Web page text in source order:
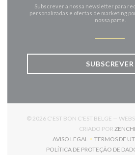
Subscrever a nossa newsletter para
personalizadas e ofertas de marketing
nossa parte.
SUBSCREVER
© 2026 C'EST BON C'EST BELGE —
CRIADO POR
AVISO LEGAL
((ABRE NUMA NOVA
TERMOS DE
POLÍTICA DE PROTEÇÃO DE